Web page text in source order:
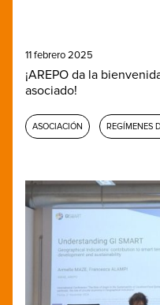
11 febrero 2025
¡AREPO da la
asociado!
ASOCIACIÓN REGÍMENES